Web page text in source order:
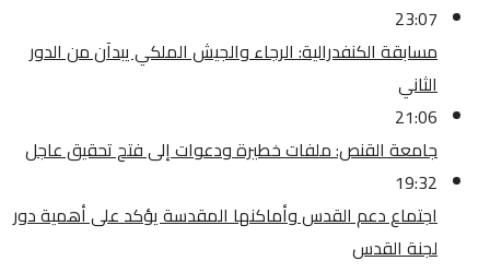
23:07
مسابقة الكنفدرالية: الرجاء والجيش الملكي يبدآن من الدور
الثاني
21:06
جامعة القنص: ملفات خطيرة ودعوات إلى فتح تحقيق عاجل
19:32
اجتماع دعم القدس وأماكنها المقدسة يؤكد على أهمية دور
لجنة القدس